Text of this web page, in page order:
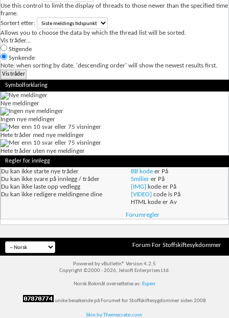
Use this control to limit the display of threads to those newer than the specified time
frame.
Sortert etter:
Allows you to choose the data by which the thread list will be sorted.
Vis tråder...
Stigende
Synkende
Note: when sorting by date, 'descending order' will show the newest results first.
Symbolforklaring
Nye meldinger
Ingen nye meldinger
Hete tråder med nye meldinger
Hete tråder uten nye meldinger
Regler for innlegg
Du kan ikke starte nye tråder
Du kan ikke svare på innlegg / tråder
Du kan ikke laste opp vedlegg
Du kan ikke redigere meldingene dine
BB kode er På
Smilier er På
[IMG] kode er På
[VIDEO] code is På
HTML kode erAv
Forumregler
Forum For Stoffskiftesykdommer
Powered by vBulletin® Version 4.2.5
Copyright ©2000 - 2026, Jelsoft Enterprises Ltd.
Norsk Bokmål oversettelse av: Espen
unike besøkende på Forumet for Stoffskiftesygdommer siden 2008
Skin by Themecrate.com